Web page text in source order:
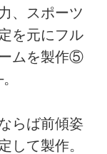
、スポーツ
を元にフル
ムを製作⑤
らば前傾姿
して製作。